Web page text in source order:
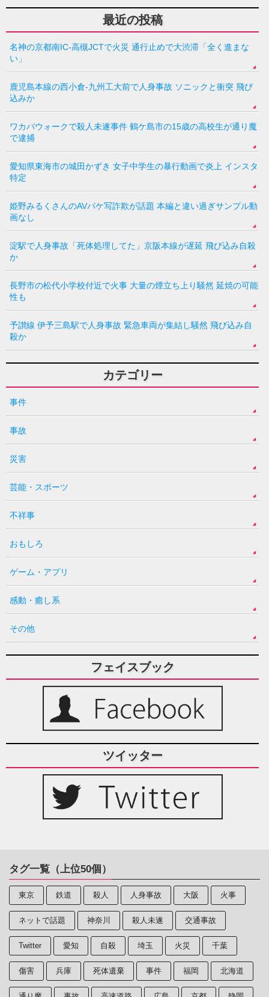
最近の投稿
名神の京都南IC-高槻JCTで火災 通行止めで大渋滞「全く進まな
い」
鹿児島本線の西小倉-九州工大前で人身事故 ソニックと衝突 飛び
込みか
ワカバウォークで殺人未遂事件 鶴ケ島市の15歳の高校生が通り魔
で逮捕
愛知県東海市の城田かずき 女子中学生の暴行動画で炎上 インスタ
特定
姫野みるくさんのAVパケ写詐欺が話題 本編と違い過ぎサンプル動
画なし
淀駅で人身事故「死体処理してた」京阪本線が遅延 飛び込み自殺
か
長野市の松代小学校付近で火事 大量の煙立ち上り騒然 延焼の可能
性も
予讃線 伊予三島駅で人身事故 緊急車両が集結し騒然 飛び込み自
殺か
カテゴリー
事件
事故
災害
芸能・スポーツ
不祥事
おもしろ
ゲーム・アプリ
感動・癒し系
その他
フェイスブック
ツイッター
タグ一覧（上位50個）
東京 鉄道 殺人 人身事故 大阪 火事
ネットで話題 神奈川 殺人未遂 交通事故
Twitter 愛知 自殺 埼玉 火災 千葉
傷害 兵庫 死体遺棄 事件 福岡 北海道